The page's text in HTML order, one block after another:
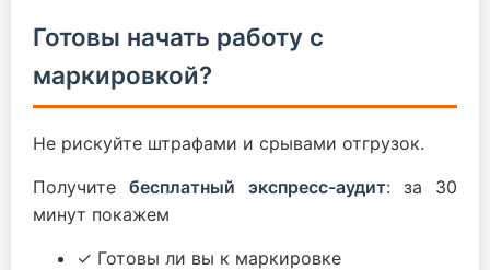
Готовы начать работу с
маркировкой?
Не рискуйте штрафами и срывами отгрузок.
Получитебесплатный экспресс-аудит: за 30
минут покажем
✓ Готовы ли вы к маркировке